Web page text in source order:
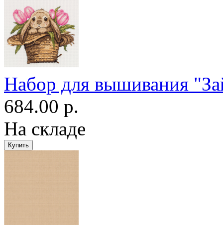
Набор для вышивания
684.00 р.
На складе